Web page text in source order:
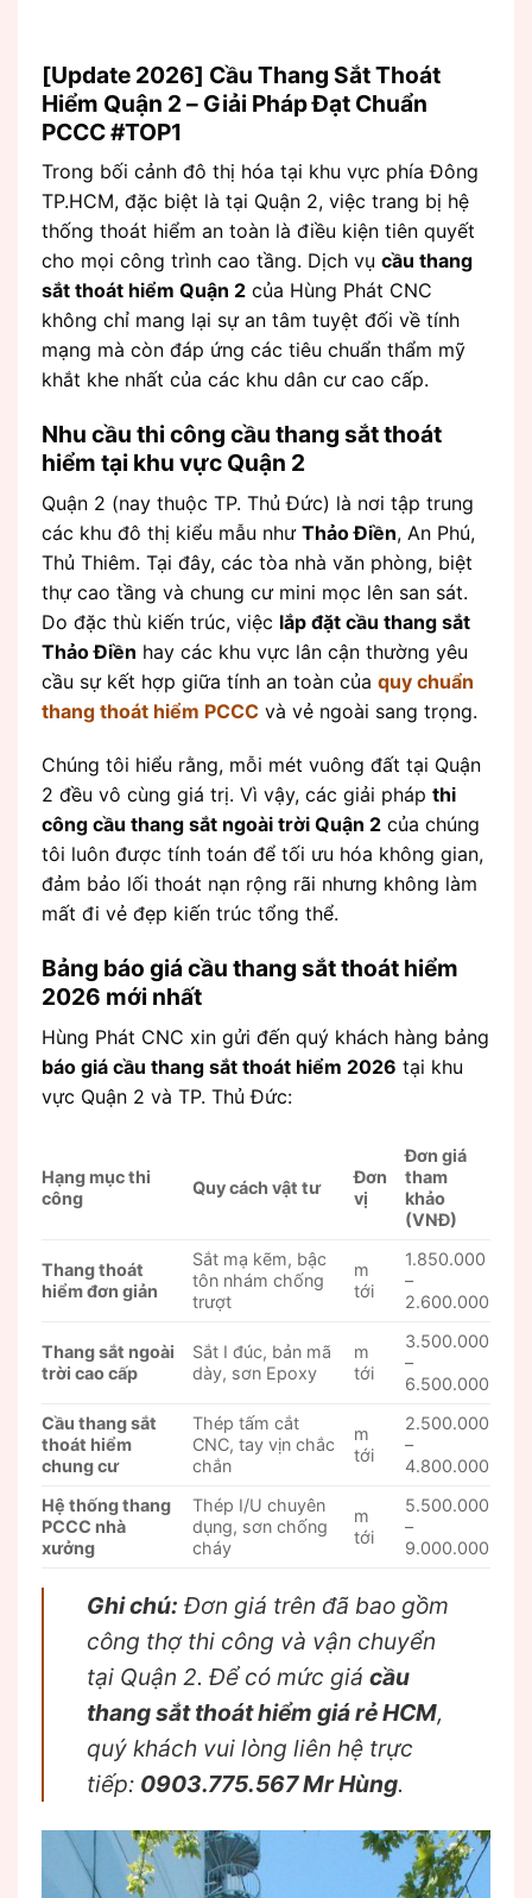
[Update 2026] Cầu Thang Sắt Thoát
Hiểm Quận 2 – Giải Pháp Đạt Chuẩn
PCCC #TOP1
Trong bối cảnh đô thị hóa tại khu vực phía Đông
TP.HCM, đặc biệt là tại Quận 2, việc trang bị hệ
thống thoát hiểm an toàn là điều kiện tiên quyết
cho mọi công trình cao tầng. Dịch vụ cầu thang
sắt thoát hiểm Quận 2 của Hùng Phát CNC
không chỉ mang lại sự an tâm tuyệt đối về tính
mạng mà còn đáp ứng các tiêu chuẩn thẩm mỹ
khắt khe nhất của các khu dân cư cao cấp.
Nhu cầu thi công cầu thang sắt thoát
hiểm tại khu vực Quận 2
Quận 2 (nay thuộc TP. Thủ Đức) là nơi tập trung
các khu đô thị kiểu mẫu như Thảo Điền, An Phú,
Thủ Thiêm. Tại đây, các tòa nhà văn phòng, biệt
thự cao tầng và chung cư mini mọc lên san sát.
Do đặc thù kiến trúc, việc lắp đặt cầu thang sắt
Thảo Điền hay các khu vực lân cận thường yêu
cầu sự kết hợp giữa tính an toàn của quy chuẩn
thang thoát hiểm PCCC và vẻ ngoài sang trọng.
Chúng tôi hiểu rằng, mỗi mét vuông đất tại Quận
2 đều vô cùng giá trị. Vì vậy, các giải pháp thi
công cầu thang sắt ngoài trời Quận 2 của chúng
tôi luôn được tính toán để tối ưu hóa không gian,
đảm bảo lối thoát nạn rộng rãi nhưng không làm
mất đi vẻ đẹp kiến trúc tổng thể.
Bảng báo giá cầu thang sắt thoát hiểm
2026 mới nhất
Hùng Phát CNC xin gửi đến quý khách hàng bảng
báo giá cầu thang sắt thoát hiểm 2026 tại khu
vực Quận 2 và TP. Thủ Đức:
Hạng mục thi
công
Quy cách vật tư
Đơn
vị
Đơn giá
tham
khảo
(VNĐ)
Thang thoát
hiểm đơn giản
Sắt mạ kẽm, bậc
tôn nhám chống
trượt
m
tới
1.850.000
–
2.600.000
Thang sắt ngoài
trời cao cấp
Sắt I đúc, bản mã
dày, sơn Epoxy
m
tới
3.500.000
–
6.500.000
Cầu thang sắt
thoát hiểm
chung cư
Thép tấm cắt
CNC, tay vịn chắc
chắn
m
tới
2.500.000
–
4.800.000
Hệ thống thang
PCCC nhà
xưởng
Thép I/U chuyên
dụng, sơn chống
cháy
m
tới
5.500.000
–
9.000.000
Ghi chú: Đơn giá trên đã bao gồm
công thợ thi công và vận chuyển
tại Quận 2. Để có mức giá cầu
thang sắt thoát hiểm giá rẻ HCM,
quý khách vui lòng liên hệ trực
tiếp: 0903.775.567 Mr Hùng.